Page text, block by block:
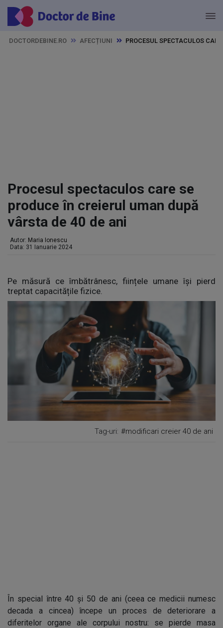
DOCTORDEBINE.RO AFECȚIUNI PROCESUL SPECTACULOS
Procesul spectaculos care se
produce în creierul uman după
vârsta de 40 de ani
Autor: Maria Ionescu
Data: 31 Ianuarie 2024
Pe măsură ce îmbătrânesc, ființele umane își pierd
treptat capacitățile fizice.
Tag-uri: #modificari creier 40 de ani
În special între 40 și 50 de ani (ceea ce medicii numesc
decada a cincea) începe un proces de deteriorare a
diferitelor organe ale corpului nostru: se pierde masa